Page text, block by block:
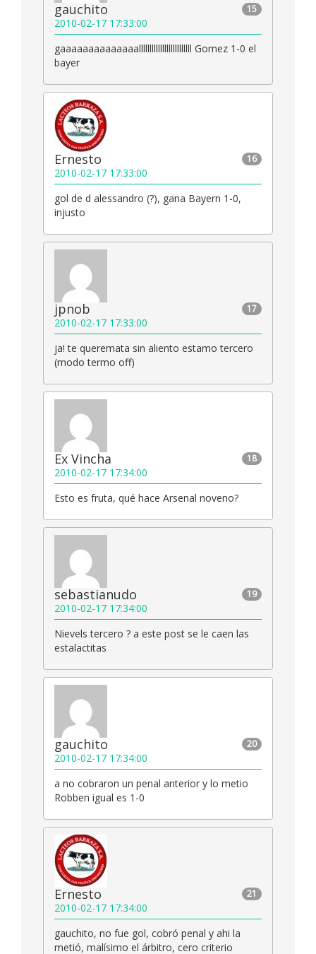
15
gauchito
2010-02-17 17:33:00
gaaaaaaaaaaaaaalllllllllllllllllllllllll Gomez 1-0 el
bayer
16
Ernesto
2010-02-17 17:33:00
gol de d alessandro (?), gana Bayern 1-0,
injusto
17
jpnob
2010-02-17 17:33:00
ja! te queremata sin aliento estamo tercero
(modo termo off)
18
Ex Vincha
2010-02-17 17:34:00
Esto es fruta, qué hace Arsenal noveno?
19
sebastianudo
2010-02-17 17:34:00
Nievels tercero ? a este post se le caen las
estalactitas
20
gauchito
2010-02-17 17:34:00
a no cobraron un penal anterior y lo metio
Robben igual es 1-0
21
Ernesto
2010-02-17 17:34:00
gauchito, no fue gol, cobró penal y ahi la
metió, malísimo el árbitro, cero criterio